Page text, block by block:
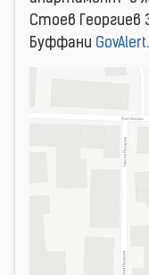
Стоев Георгиев
Буффани